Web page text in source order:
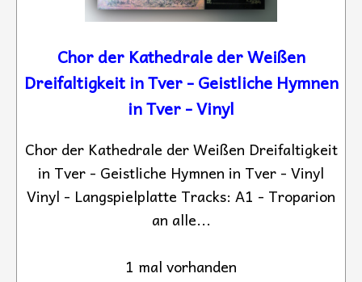
Chor der Kathedrale der Weißen
Dreifaltigkeit in Tver - Geistliche Hymnen
in Tver - Vinyl
Chor der Kathedrale der Weißen Dreifaltigkeit
in Tver - Geistliche Hymnen in Tver - Vinyl
Vinyl - Langspielplatte Tracks: A1 - Troparion
an alle...
1 mal vorhanden